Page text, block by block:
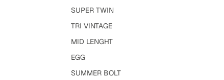
SUPER TWIN
TRI VINTAGE
MID LENGHT
EGG
SUMMER BOLT